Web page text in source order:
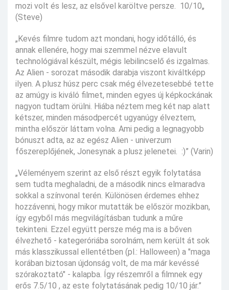
mozi volt és lesz, az elsővel karöltve persze. 10/10„
(Steve)
„Kevés filmre tudom azt mondani, hogy időtálló, és
annak ellenére, hogy mai szemmel nézve elavult
technológiával készült, mégis lebilincselő és izgalmas.
Az Alien - sorozat második darabja viszont kiváltképp
ilyen. A plusz húsz perc csak még élvezetesebbé tette
az amúgy is kiváló filmet, minden egyes új képkockának
nagyon tudtam örülni. Hiába néztem meg két nap alatt
kétszer, minden másodpercét ugyanúgy élveztem,
mintha először láttam volna. Ami pedig a legnagyobb
bónuszt adta, az az egész Alien - univerzum
főszereplőjének, Jonesynak a plusz jelenetei. :)” (Varin)
„Véleményem szerint az első részt egyik folytatása
sem tudta meghaladni, de a második nincs elmaradva
sokkal a színvonal terén. Különösen érdemes ehhez
hozzávenni, hogy mikor mutatták be először mozikban,
így egyből más megvilágításban tudunk a műre
tekinteni. Ezzel együtt persze még ma is a bőven
élvezhető - kategeróriába sorolnám, nem került át sok
más klasszikussal ellentétben (pl.: Halloween) a "maga
korában biztosan újdonság volt, de ma már kevéssé
szórakoztató" - kalapba. Így részemről a filmnek egy
erős 7.5/10 , az este folytatásának pedig 10/10 jár.”